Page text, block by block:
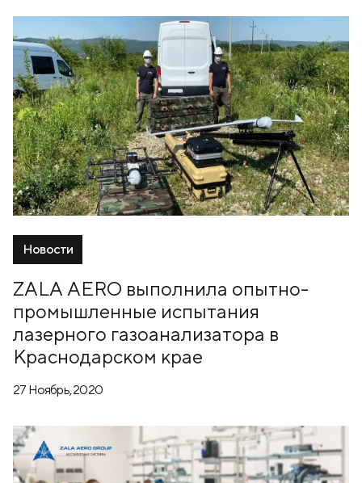
Новости
ZALA AERO выполнила опытно-
промышленные испытания
лазерного газоанализатора в
Краснодарском крае
27 Ноябрь, 2020